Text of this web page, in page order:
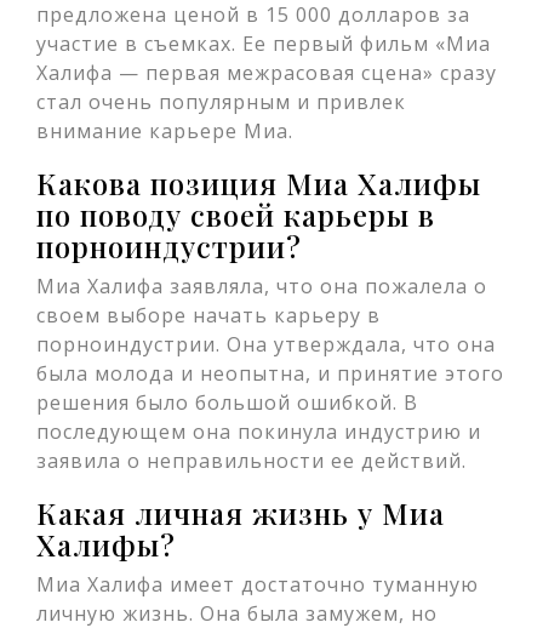
предложена ценой в 15 000 долларов за
участие в съемках. Ее первый фильм «Миа
Халифа — первая межрасовая сцена» сразу
стал очень популярным и привлек
внимание карьере Миа.
Какова позиция Миа Халифы
по поводу своей карьеры в
порноиндустрии?
Миа Халифа заявляла, что она пожалела о
своем выборе начать карьеру в
порноиндустрии. Она утверждала, что она
была молода и неопытна, и принятие этого
решения было большой ошибкой. В
последующем она покинула индустрию и
заявила о неправильности ее действий.
Какая личная жизнь у Миа
Халифы?
Миа Халифа имеет достаточно туманную
личную жизнь. Она была замужем, но